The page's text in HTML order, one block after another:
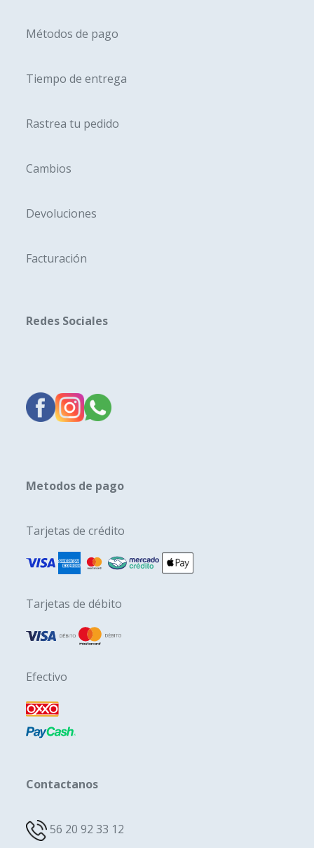
Métodos de pago
Tiempo de entrega
Rastrea tu pedido
Cambios
Devoluciones
Facturación
Redes Sociales
Metodos de pago
Tarjetas de crédito
Tarjetas de débito
Efectivo
Contactanos
56 20 92 33 12